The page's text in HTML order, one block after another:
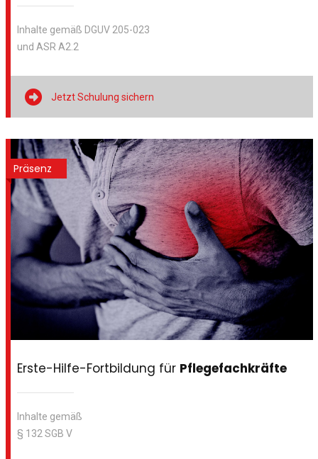
Inhalte gemäß DGUV 205-023
und ASR A2.2
 Jetzt Schulung sichern
Präsenz
Erste-Hilfe-Fortbildung für Pflegefachkräfte
Inhalte gemäß
§ 132 SGB V